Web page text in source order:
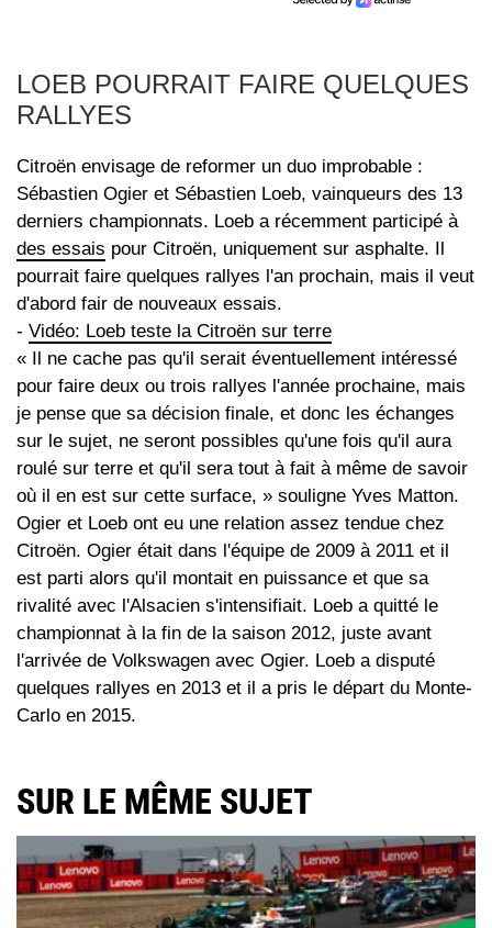
LOEB POURRAIT FAIRE QUELQUES
RALLYES
Citroën envisage de reformer un duo improbable :
Sébastien Ogier et Sébastien Loeb, vainqueurs des 13
derniers championnats. Loeb a récemment participé à
des essais pour Citroën, uniquement sur asphalte. Il
pourrait faire quelques rallyes l'an prochain, mais il veut
d'abord fair de nouveaux essais.
- Vidéo: Loeb teste la Citroën sur terre
« Il ne cache pas qu'il serait éventuellement intéressé
pour faire deux ou trois rallyes l'année prochaine, mais
je pense que sa décision finale, et donc les échanges
sur le sujet, ne seront possibles qu'une fois qu'il aura
roulé sur terre et qu'il sera tout à fait à même de savoir
où il en est sur cette surface, » souligne Yves Matton.
Ogier et Loeb ont eu une relation assez tendue chez
Citroën. Ogier était dans l'équipe de 2009 à 2011 et il
est parti alors qu'il montait en puissance et que sa
rivalité avec l'Alsacien s'intensifiait. Loeb a quitté le
championnat à la fin de la saison 2012, juste avant
l'arrivée de Volkswagen avec Ogier. Loeb a disputé
quelques rallyes en 2013 et il a pris le départ du Monte-
Carlo en 2015.
SUR LE MÊME SUJET